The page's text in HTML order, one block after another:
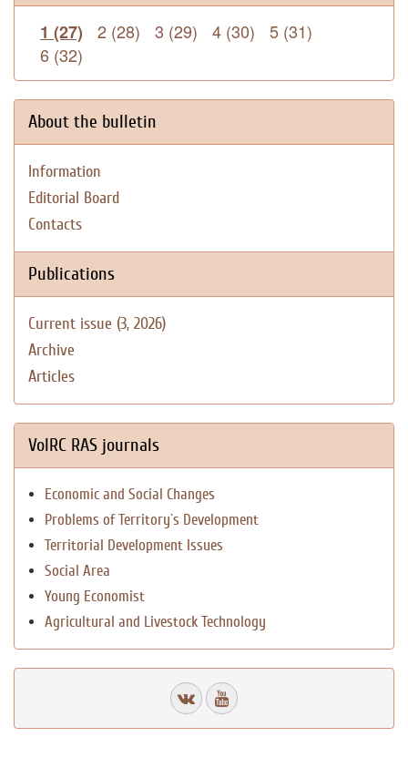
1 (27) 2 (28) 3 (29) 4 (30)
5 (31)
6 (32)
About the bulletin
Information
Editorial Board
Contacts
Publications
Current issue (3, 2026)
Archive
Articles
VolRC RAS journals
Economic and Social Changes
Problems of Territory`s Development
Territorial Development Issues
Social Area
Young Economist
Agricultural and Livestock Technology